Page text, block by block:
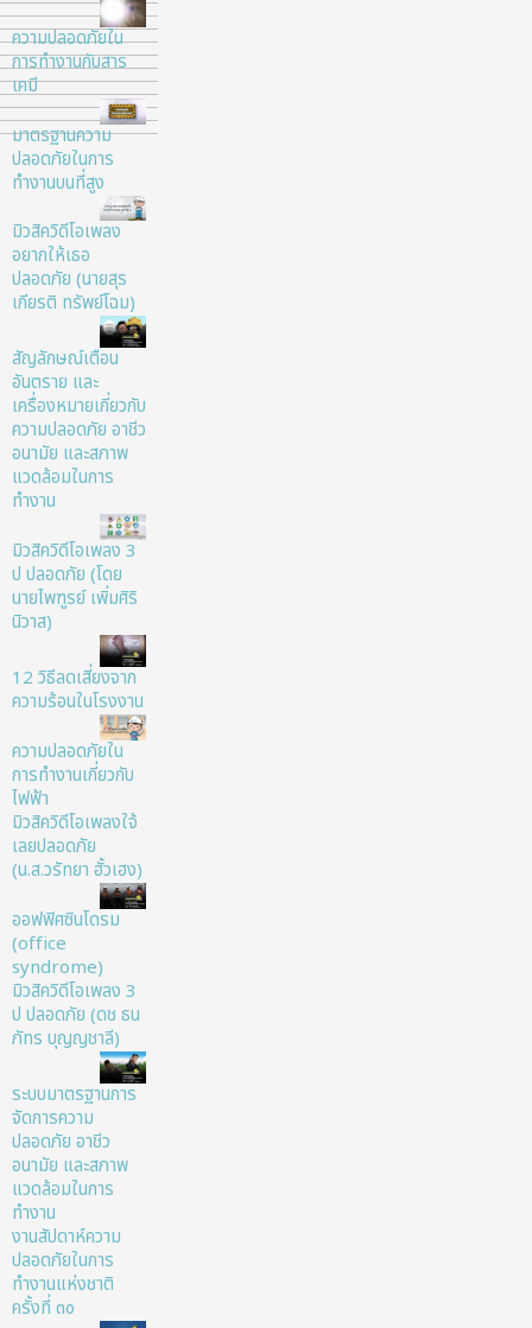
ความปลอดภัยใน
การทำงานกับสาร
เคมี
มาตรฐานความ
ปลอดภัยในการ
ทำงานบนที่สูง
มิวสิควิดีโอเพลง
อยากให้เธอ
ปลอดภัย (นายสุร
เกียรติ ทรัพย์โฉม)
สัญลักษณ์เตือน
อันตราย และ
เครื่องหมายเกี่ยวกับ
ความปลอดภัย อาชีว
อนามัย และสภาพ
แวดล้อมในการ
ทำงาน
มิวสิควิดีโอเพลง 3
ป ปลอดภัย (โดย
นายไพฑูรย์ เพิ่มศิริ
นิวาส)
12 วิธีลดเสี่ยงจาก
ความร้อนในโรงงาน
ความปลอดภัยใน
การทำงานเกี่ยวกับ
ไฟฟ้า
มิวสิควิดีโอเพลงใจ้
เลยปลอดภัย
(น.ส.วรัทยา ฮั้วเฮง)
ออฟฟิศซินโดรม
(office
syndrome)
มิวสิควิดีโอเพลง 3
ป ปลอดภัย (ดช ธน
ภัทร บุญญชาลี)
ระบบมาตรฐานการ
จัดการความ
ปลอดภัย อาชีว
อนามัย และสภาพ
แวดล้อมในการ
ทำงาน
งานสัปดาห์ความ
ปลอดภัยในการ
ทำงานแห่งชาติ
ครั้งที่ ๓๐